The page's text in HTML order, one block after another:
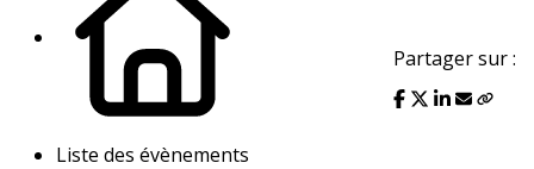
Liste des évènements
Partager sur :